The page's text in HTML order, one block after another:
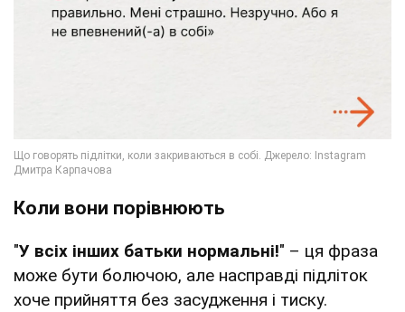
Коли вони порівнюють
"У всіх інших батьки нормальні!" – ця фраза
може бути болючою, але насправді підліток
хоче прийняття без засудження і тиску.